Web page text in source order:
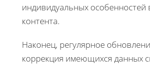
индивидуальных особенностей
контента.
Наконец, регулярное
коррекция имеющихся данных